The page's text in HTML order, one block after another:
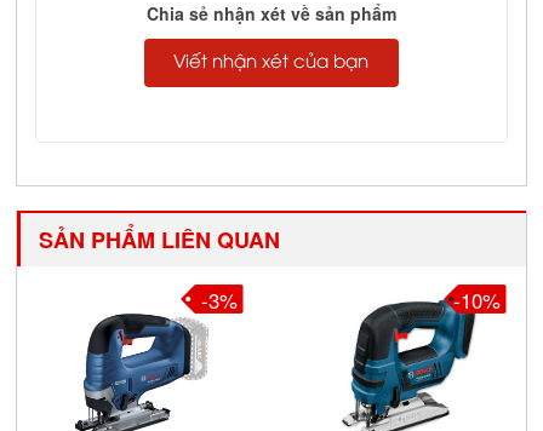
Chia sẻ nhận xét về sản phẩm
Viết nhận xét của bạn
SẢN PHẨM LIÊN QUAN
-3% -10%